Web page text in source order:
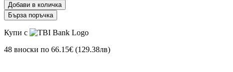
Добави в количка
Бърза поръчка
Купи с
48 вноски по 66.15€ (129.38лв)